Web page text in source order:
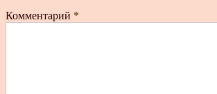
Комментарий *